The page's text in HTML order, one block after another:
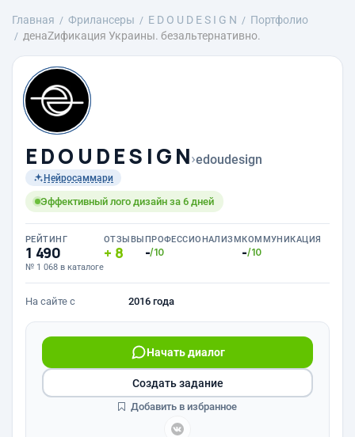
Главная Фрилансеры E D O U D E S I G N
Портфолио
денаZификация Украины. безальтернативно.
E D O U D E S I G N›edoudesign
Нейросаммари
Эффективный лого дизайн за 6 дней
РЕЙТИНГ
1 490
№ 1 068 в каталоге
ОТЗЫВЫ
8
ПРОФЕССИОНАЛИЗМ
-/10
КОММУНИКАЦИЯ
-/10
На сайте с 2016 года
Начать диалог
Создать задание
Добавить в избранное